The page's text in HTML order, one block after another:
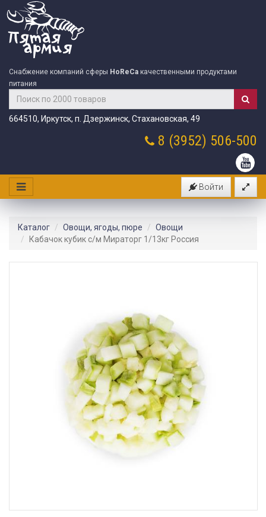
Снабжение компаний сферы HoReCa качественными продуктами
питания
664510, Иркутск, п. Дзержинск, Стахановская, 49
8 (3952) 506-500
Войти
Каталог Овощи, ягоды, пюре
Овощи
Кабачок кубик с/м Мираторг 1/13кг Россия